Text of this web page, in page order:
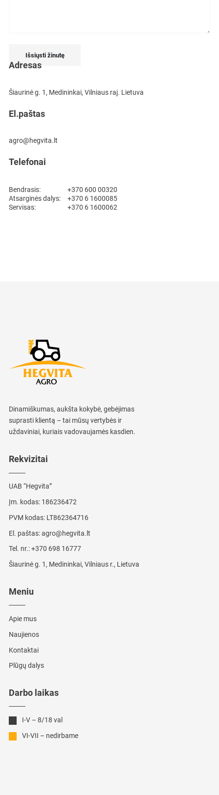
Išsiųsti žinutę
Adresas
Šiaurinė g. 1, Medininkai, Vilniaus raj. Lietuva
El.paštas
agro@hegvita.lt
Telefonai
Bendrasis:
+370 600 00320
Atsarginės dalys:
+370 6 1600085
Servisas:
+370 6 1600062
Dinamiškumas, aukšta kokybė, gebėjimas
suprasti klientą – tai mūsų vertybės ir
uždaviniai, kuriais vadovaujamės kasdien.
Rekvizitai
UAB “Hegvita”
Įm. kodas: 186236472
PVM kodas: LT862364716
El. paštas:agro@hegvita.lt
Tel. nr.:+370 698 16777
Šiaurinė g. 1, Medininkai, Vilniaus r., Lietuva
Meniu
Apie mus
Naujienos
Kontaktai
Plūgų dalys
Darbo laikas
I-V – 8/18 val
VI-VII – nedirbame